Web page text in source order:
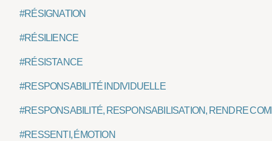
#RÉSIGNATION
#RÉSILIENCE
#RÉSISTANCE
#RESPONSABILITÉ INDIVIDUELLE
#RESPONSABILITÉ, RESPONSABILISATION, RENDRE
#RESSENTI, ÉMOTION